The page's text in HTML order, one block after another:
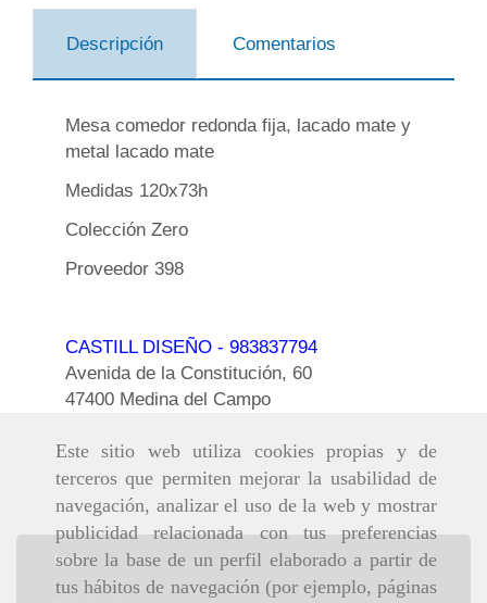
Este sitio web utiliza cookies propias y de
terceros que permiten mejorar la usabilidad de
navegación, analizar el uso de la web y mostrar
publicidad relacionada con tus preferencias
sobre la base de un perfil elaborado a partir de
tus hábitos de navegación (por ejemplo, páginas
Descripción Comentarios
Mesa comedor redonda fija, lacado mate y
metal lacado mate
Medidas 120x73h
Colección Zero
Proveedor 398
CASTILL DISEÑO - 983837794
Avenida de la Constitución, 60
47400 Medina del Campo
Inicio